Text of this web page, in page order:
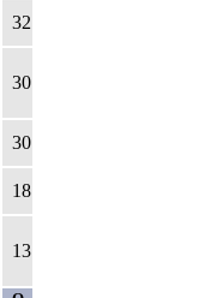
32
30
30
18
13